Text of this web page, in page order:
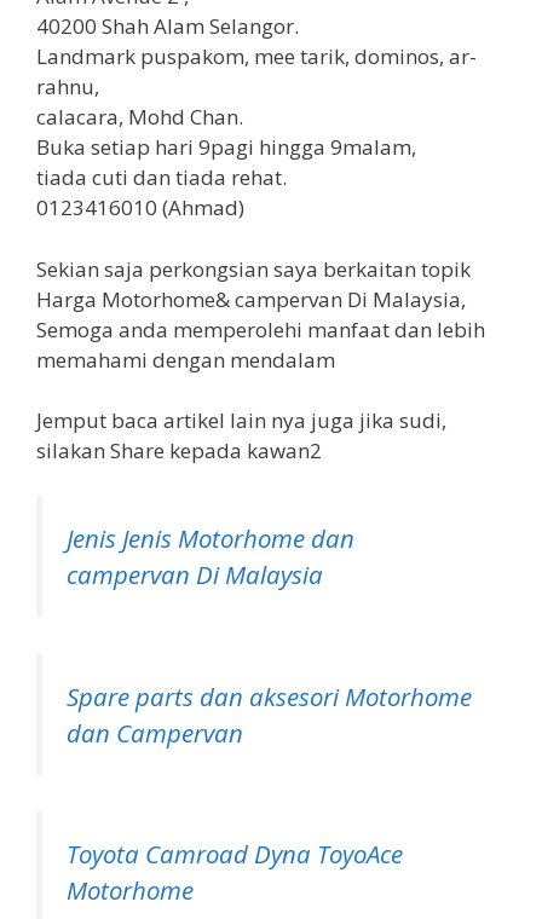
40200 Shah Alam Selangor.
Landmark puspakom, mee tarik, dominos, ar-
rahnu,
calacara, Mohd Chan.
Buka setiap hari 9pagi hingga 9malam,
tiada cuti dan tiada rehat.
0123416010 (Ahmad)
Sekian saja perkongsian saya berkaitan topik
Harga Motorhome& campervan Di Malaysia,
Semoga anda memperolehi manfaat dan lebih
memahami dengan mendalam
Jemput baca artikel lain nya juga jika sudi,
silakan Share kepada kawan2
Jenis Jenis Motorhome dan
campervan Di Malaysia
Spare parts dan aksesori Motorhome
dan Campervan
Toyota Camroad Dyna ToyoAce
Motorhome